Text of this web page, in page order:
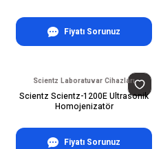
Fiyatı Sorunuz
Scientz Laboratuvar Cihazları
Scientz Scientz-1200E Ultrasonik
Homojenizatör
Fiyatı Sorunuz